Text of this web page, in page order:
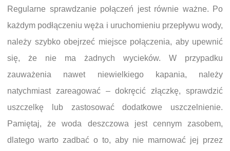
Regularne sprawdzanie połączeń jest równie ważne. Po
każdym podłączeniu węża i uruchomieniu przepływu wody,
należy szybko obejrzeć miejsce połączenia, aby upewnić
się, że nie ma żadnych wycieków. W przypadku
zauważenia nawet niewielkiego kapania, należy
natychmiast zareagować – dokręcić złączkę, sprawdzić
uszczelkę lub zastosować dodatkowe uszczelnienie.
Pamiętaj, że woda deszczowa jest cennym zasobem,
dlatego warto zadbać o to, aby nie marnować jej przez